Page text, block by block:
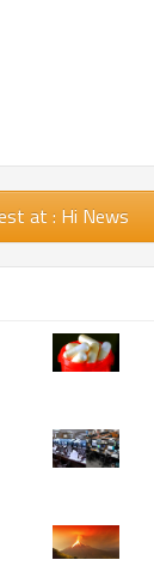
at : Hi News